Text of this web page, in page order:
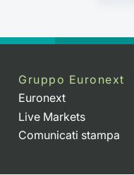
Gruppo Euronext
Euronext
Live Markets
Comunicati stampa